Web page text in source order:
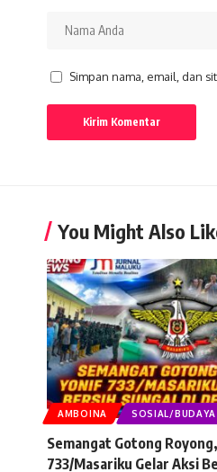
Simpan nama, email, dan
You Might Also
AMBOINA SOSIAL/BUDAYA
Semangat Gotong
733/Masariku Gelar Aksi